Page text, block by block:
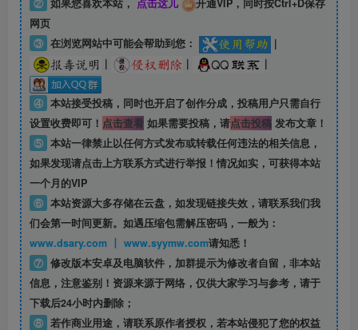
② 如果您喜欢本站， 点击这儿
开通VIP，同时按Ctrl+D保存
网页
③ 在浏览网站中可能会帮助到您：
|
|
| |
④ 本站接受投稿，同时也开启了创作分成，投稿用户只需自行
设置收费即可！ 点击查看如果需要投稿，请点击投稿发布文章！
⑤ 本站一律禁止以任何方式发布或转载任何违法的相关信息，
如果发现请点击上方联系方式进行举报！情况如实，可获得本站
一个月的VIP
⑥ 本站资源大多存储在云盘，如发现链接失效，请联系我们我
们会第一时间更新。如遇压缩包需解压密码，一般为：
www.dsary.com 丨 www.syymw.com请知悉！
⑦ 修改版本安卓及电脑软件，加群提示为修改者自留， 非本站
信息，注意鉴别！资源来源于网络，仅供大家学习与参考，请于
下载后24小时内删除；
⑧ 若作商业用途，请联系原作者授权，若本站侵犯了您的权益